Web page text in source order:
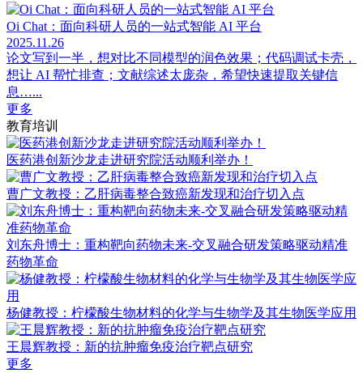
Oi Chat：面向科研人员的一站式智能 AI 平台
2025.11.26
论文写到一半，想对比不同模型的润色效果；代码调试卡壳，
想让 AI 帮忙排查；文献综述太庞杂，希望快速提取关键信
息…...
更多
教育培训
医药港创新沙龙走进研究院活动顺利举办！
曹广文教授：乙肝病毒整合致癌新发现和治疗切入点
刘东舟博士：重构靶向药物未来-交叉融合研发策略驱动精准
药物革命
杨健教授：柠檬酸生物材料的化学与生物学及其生物医学应用
王晨辉教授：新的抗肿瘤免疫治疗靶点研究
更多